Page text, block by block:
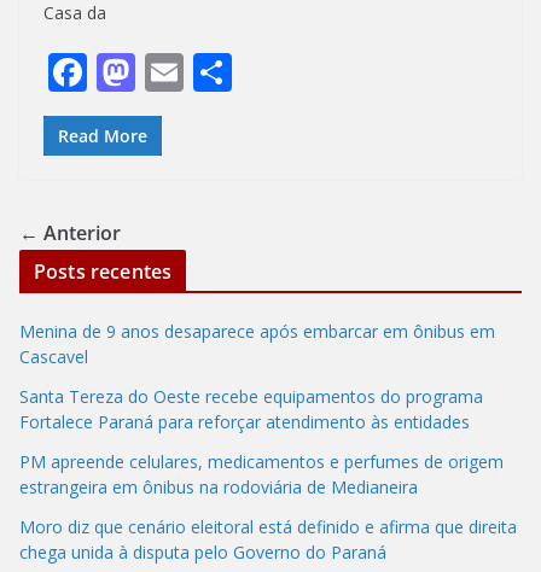
Casa da
F
ac
e
o
o
k
M
as
to
n
E
Read More
← Anterior
Posts recentes
Menina de 9 anos desaparece após embarcar em ônibus em
Cascavel
Santa Tereza do Oeste recebe equipamentos do programa
Fortalece Paraná para reforçar atendimento às entidades
PM apreende celulares, medicamentos e perfumes de origem
estrangeira em ônibus na rodoviária de Medianeira
Moro diz que cenário eleitoral está definido e afirma que direita
chega unida à disputa pelo Governo do Paraná